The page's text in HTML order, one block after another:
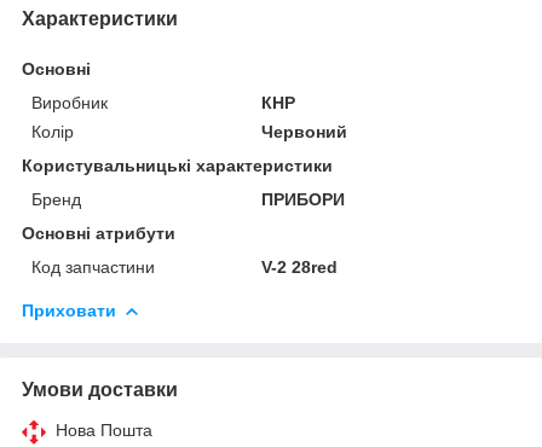
Характеристики
Основні
Виробник
КНР
Колір
Червоний
Користувальницькі характеристики
Бренд
ПРИБОРИ
Основні атрибути
Код запчастини
V-2 28red
Приховати
Умови доставки
Нова Пошта